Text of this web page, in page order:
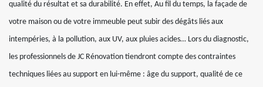
qualité du résultat et sa durabilité. En effet, Au fil du temps, la façade de
votre maison ou de votre immeuble peut subir des dégâts liés aux
intempéries, à la pollution, aux UV, aux pluies acides… Lors du diagnostic,
les professionnels de JC Rénovation tiendront compte des contraintes
techniques liées au support en lui-même : âge du support, qualité de ce